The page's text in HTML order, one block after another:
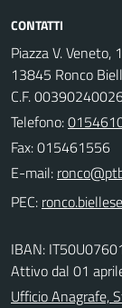
CONTATTI
Piazza V. Veneto, 1
13845 Ronco
C.F.
Telefono:
Fax: 015461556
E-mail:
PEC:
IBAN:
Attivo dal 01
Ufficio Anagrafe,